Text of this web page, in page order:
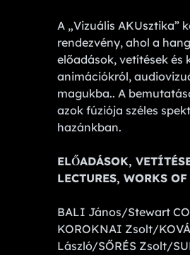
A „Vizuális AKUsztika”
rendezvény, ahol a
előadások, vetítések és
animációkról,
magukba.. A
azok fúziója széles
hazánkban.
ELŐADÁSOK,
LECTURES, WORKS
BALI János/Stewart
KOROKNAI Zsolt/
László/SŐRÉS Zsolt/